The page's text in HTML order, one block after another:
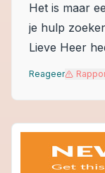
Het is maar
je hulp
Lieve Heer
Reageer